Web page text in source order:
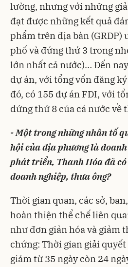
lường, nhưng với những
đạt được những kết quả
phẩm trên địa bàn
phố và đứng thứ 3 trong
lớn nhất cả nước)… Đến
dự án, với tổng vốn đăng
đó, có 155 dự án FDI, với
đứng thứ 8 của cả nước về
- Một trong những nhân tố
hội của địa phương là
phát triển, Thanh Hóa đã
doanh nghiệp, thưa ông?
Thời gian quan, các sở,
hoàn thiện thể chế liên
như đơn giản hóa và giảm
chứng: Thời gian giải
giảm từ 35 ngày còn 24